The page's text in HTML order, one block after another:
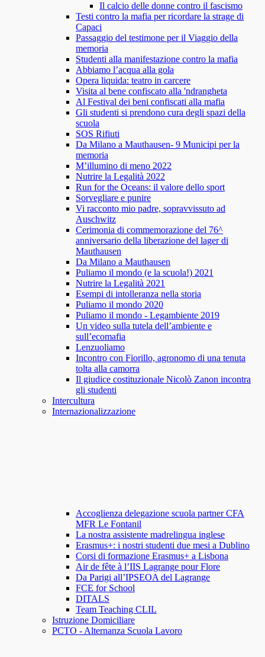
Il calcio delle donne contro il fascismo
Testi contro la mafia per ricordare la strage di
Capaci
Passaggio del testimone per il Viaggio della
memoria
Studenti alla manifestazione contro la mafia
Abbiamo l’acqua alla gola
Opera liquida: teatro in carcere
Visita al bene confiscato alla 'ndrangheta
Al Festival dei beni confiscati alla mafia
Gli studenti si prendono cura degli spazi della
scuola
SOS Rifiuti
Da Milano a Mauthausen- 9 Municipi per la
memoria
M’illumino di meno 2022
Nutrire la Legalità 2022
Run for the Oceans: il valore dello sport
Sorvegliare e punire
Vi racconto mio padre, sopravvissuto ad
Auschwitz
Cerimonia di commemorazione del 76^
anniversario della liberazione del lager di
Mauthausen
Da Milano a Mauthausen
Puliamo il mondo (e la scuola!) 2021
Nutrire la Legalità 2021
Esempi di intolleranza nella storia
Puliamo il mondo 2020
Puliamo il mondo - Legambiente 2019
Un video sulla tutela dell’ambiente e
sull’ecomafia
Lenzuoliamo
Incontro con Fiorillo, agronomo di una tenuta
tolta alla camorra
Il giudice costituzionale Nicolò Zanon incontra
gli studenti
Intercultura
Internazionalizzazione
Accoglienza delegazione scuola partner CFA
MFR Le Fontanil
La nostra assistente madrelingua inglese
Erasmus+: i nostri studenti due mesi a Dublino
Corsi di formazione Erasmus+ a Lisbona
Air de fête à l’IIS Lagrange pour Flore
Da Parigi all’IPSEOA del Lagrange
FCE for School
DITALS
Team Teaching CLIL
Istruzione Domiciliare
PCTO - Alternanza Scuola Lavoro